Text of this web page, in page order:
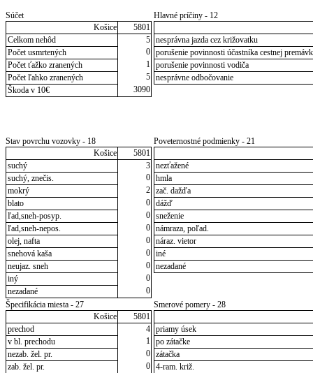
Súčet
Košice
5801
Celkom nehôd
5
Počet usmrtených
0
Počet ťažko zranených
1
Počet ľahko zranených
5
Škoda v 10€
3090
Hlavné príčiny - 12
nesprávna jazda cez križovatku
porušenie povinnosti účastníka cestnej
porušenie povinnosti vodiča
nesprávne odbočovanie
Stav povrchu vozovky - 18
Košice
5801
suchý
3
suchý, znečis.
0
mokrý
2
blato
0
ľad,sneh-posyp.
0
ľad,sneh-nepos.
0
olej, nafta
0
snehová kaša
0
neujaz. sneh
0
iný
0
nezadané
0
Poveternostné podmienky - 21
nezťažené
hmla
zač. dažďa
dážď
sneženie
námraza, poľad.
náraz. vietor
iné
nezadané
Špecifikácia miesta - 27
Košice
5801
prechod
4
v bl. prechodu
1
nezab. žel. pr.
0
zab. žel. pr.
0
Smerové pomery - 28
priamy úsek
po zátačke
zátačka
4-ram. križ.